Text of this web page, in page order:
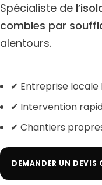
Spécialiste de
combles par
alentours.
✔ Entreprise locale
✔ Intervention
✔ Chantiers
DEMANDER UN DEVIS